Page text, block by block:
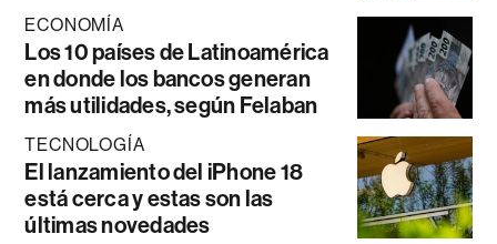
ECONOMÍA
Los 10 países de Latinoamérica
en donde los bancos generan
más utilidades, según Felaban
TECNOLOGÍA
El lanzamiento del iPhone 18
está cerca y estas son las
últimas novedades